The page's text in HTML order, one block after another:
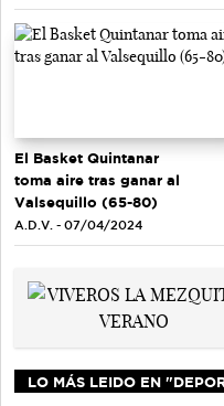
El Basket Quintanar
toma aire tras ganar al
Valsequillo (65-80)
A.D.V. - 07/04/2024
LO MÁS LEIDO EN